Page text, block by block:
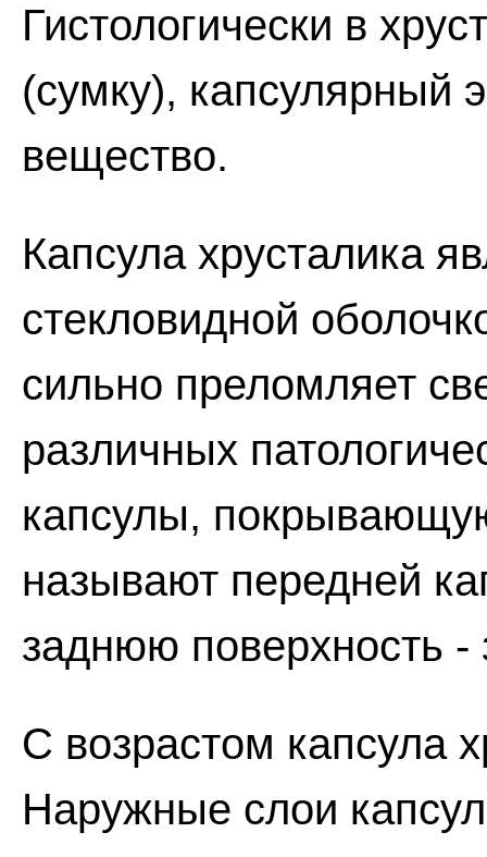
Гистологически в
(сумку), капсулярный
вещество.
Капсула хрусталика
стекловидной
сильно преломляет
различных
капсулы,
называют передней
заднюю поверхность -
С возрастом капсула
Наружные слои